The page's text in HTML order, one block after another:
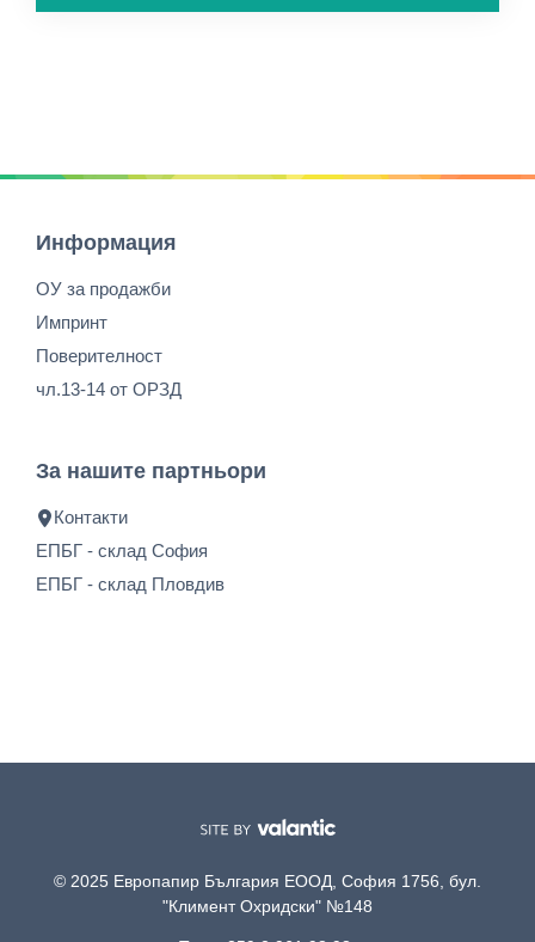
Информация
ОУ за продажби
Импринт
Поверителност
чл.13-14 от ОРЗД
За нашите партньори
Контакти
ЕПБГ - склад София
ЕПБГ - склад Пловдив
© 2025 Европапир България ЕООД, София 1756, бул.
"Климент Охридски" №148